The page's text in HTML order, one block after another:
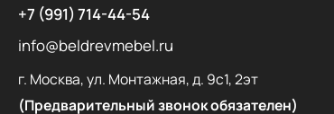
+7 (991) 714-44-54
info@beldrevmebel.ru
г. Москва, ул. Монтажная, д. 9с1, 2эт
(Предварительный звонок обязателен)